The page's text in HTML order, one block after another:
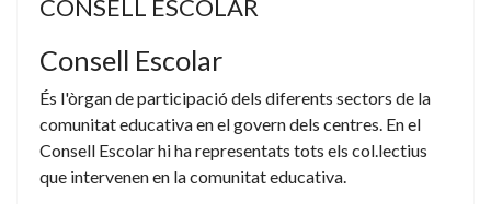
CONSELL ESCOLAR
Consell Escolar
És l'òrgan de participació dels diferents sectors de la
comunitat educativa en el govern dels centres. En el
Consell Escolar hi ha representats tots els col.lectius
que intervenen en la comunitat educativa.